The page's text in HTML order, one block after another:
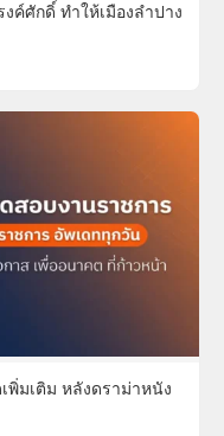
ค์ศักดิ์ ทำให้เมืองลำปาง
พิ่มเติม หลังดราม่าหนัง